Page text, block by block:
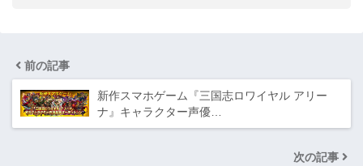
前の記事
新作スマホゲーム『三国志ロワイヤル アリー
ナ』キャラクター声優…
次の記事